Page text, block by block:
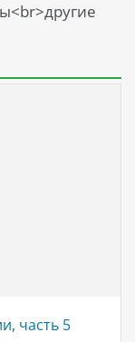
часть 5